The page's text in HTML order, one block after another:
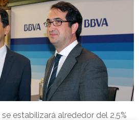
estabilizará alrededor del 2,5%